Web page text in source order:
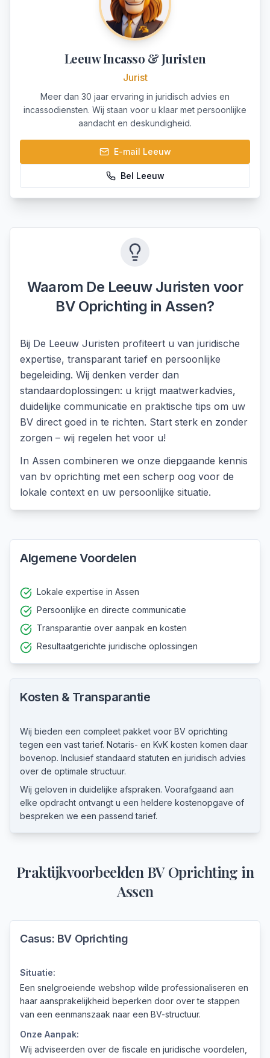
Leeuw Incasso & Juristen
Jurist
Meer dan 30 jaar ervaring in juridisch advies en
incassodiensten. Wij staan voor u klaar met persoonlijke
aandacht en deskundigheid.
E-mail Leeuw
Bel Leeuw
Waarom De Leeuw Juristen voor
BV Oprichting inAssen?
Bij De Leeuw Juristen profiteert u van juridische
expertise, transparant tarief en persoonlijke
begeleiding. Wij denken verder dan
standaardoplossingen: u krijgt maatwerkadvies,
duidelijke communicatie en praktische tips om uw
BV direct goed in te richten. Start sterk en zonder
zorgen – wij regelen het voor u!
In Assen combineren we onze diepgaande kennis
van bv oprichting met een scherp oog voor de
lokale context en uw persoonlijke situatie.
Algemene Voordelen
Lokale expertise in Assen
Persoonlijke en directe communicatie
Transparantie over aanpak en kosten
Resultaatgerichte juridische oplossingen
Kosten & Transparantie
Wij bieden een compleet pakket voor BV oprichting
tegen een vast tarief. Notaris- en KvK kosten komen daar
bovenop. Inclusief standaard statuten en juridisch advies
over de optimale structuur.
Wij geloven in duidelijke afspraken. Voorafgaand aan
elke opdracht ontvangt u een heldere kostenopgave of
bespreken we een passend tarief.
Praktijkvoorbeelden BV Oprichting in
Assen
Casus: BV Oprichting
Situatie:
Een snelgroeiende webshop wilde professionaliseren en
haar aansprakelijkheid beperken door over te stappen
van een eenmanszaak naar een BV-structuur.
Onze Aanpak:
Wij adviseerden over de fiscale en juridische voordelen,